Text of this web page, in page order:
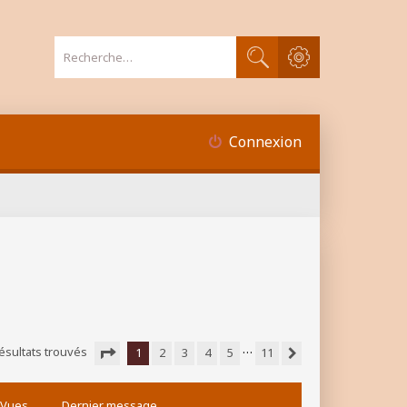
Rechercher
Recherche avancée
Connexion
trouvés
1 2 3 4 5 …
11